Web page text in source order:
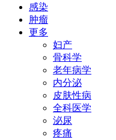
感染
肿瘤
更多
妇产
骨科学
老年病学
内分泌
皮肤性病
全科医学
泌尿
疼痛